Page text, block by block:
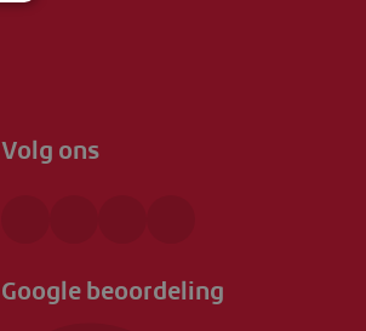
Volg ons
Google beoordeling